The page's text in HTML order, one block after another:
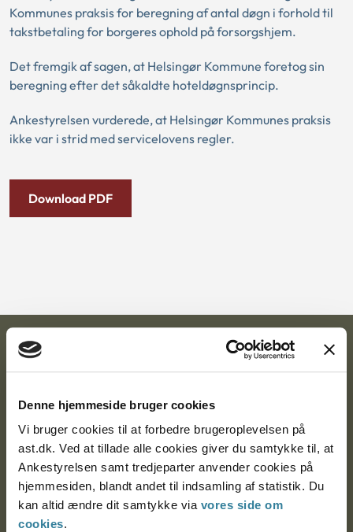
Denne hjemmeside bruger cookies
Vi bruger cookies til at forbedre brugeroplevelsen på
ast.dk. Ved at tillade alle cookies giver du samtykke til, at
Ankestyrelsen samt tredjeparter anvender cookies på
hjemmesiden, blandt andet til indsamling af statistik. Du
kan altid ændre dit samtykke via vores side om
cookies.
Kommunes praksis for beregning af antal døgn i forhold til
takstbetaling for borgeres ophold på forsorgshjem.
Det fremgik af sagen, at Helsingør Kommune foretog sin
beregning efter det såkaldte hoteldøgnsprincip.
Ankestyrelsen vurderede, at Helsingør Kommunes praksis
ikke var i strid med servicelovens regler.
Download PDF
Ankestyrelsen
Nytorv 7, 2. sal
9000 Aalborg
Ankestyrelsen Aalborg